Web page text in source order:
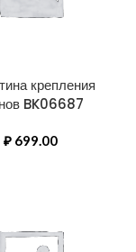
крепления
BK06687
₽ 699.00